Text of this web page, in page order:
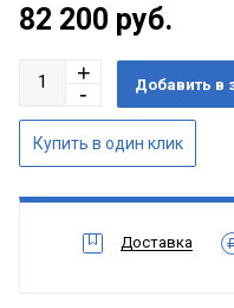
82 200 руб.
Доставка